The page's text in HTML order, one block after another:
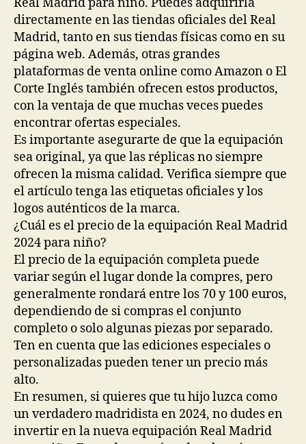
Real Madrid para niño. Puedes adquirirla
directamente en las tiendas oficiales del Real
Madrid, tanto en sus tiendas físicas como en su
página web. Además, otras grandes
plataformas de venta online como Amazon o El
Corte Inglés también ofrecen estos productos,
con la ventaja de que muchas veces puedes
encontrar ofertas especiales.
Es importante asegurarte de que la equipación
sea original, ya que las réplicas no siempre
ofrecen la misma calidad. Verifica siempre que
el artículo tenga las etiquetas oficiales y los
logos auténticos de la marca.
¿Cuál es el precio de la equipación Real Madrid
2024 para niño?
El precio de la equipación completa puede
variar según el lugar donde la compres, pero
generalmente rondará entre los 70 y 100 euros,
dependiendo de si compras el conjunto
completo o solo algunas piezas por separado.
Ten en cuenta que las ediciones especiales o
personalizadas pueden tener un precio más
alto.
En resumen, si quieres que tu hijo luzca como
un verdadero madridista en 2024, no dudes en
invertir en la nueva equipación Real Madrid